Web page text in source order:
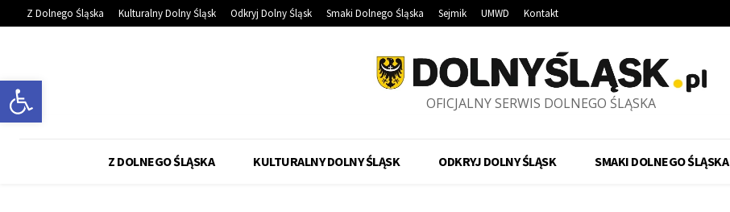
Otwórz pasek narzędzi
Z Dolnego Śląska Kulturalny Dolny Śląsk Odkryj Dolny Śląsk Smaki Dolnego Śląska Sejmik UMWD Kontakt
OFICJALNY SERWIS DOLNEGO ŚLĄSKA
Z DOLNEGO ŚLĄSKA KULTURALNY DOLNY ŚLĄSK ODKRYJ DOLNY ŚLĄSK SMAKI DOLNEGO ŚLĄSKA